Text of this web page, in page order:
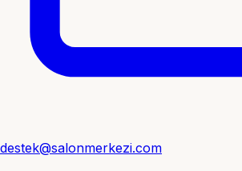
destek@salonmerkezi.com